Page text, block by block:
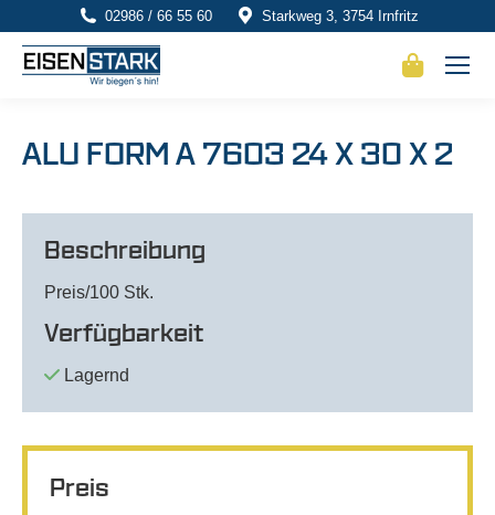
02986 / 66 55 60 Starkweg 3, 3754 Irnfritz
ALU FORM A 7603 24 X 30 X 2
Beschreibung
Preis/100 Stk.
Verfügbarkeit
Lagernd
Preis